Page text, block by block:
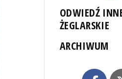
ODWIEDŹ
ŻEGLARSKIE
ARCHIWUM